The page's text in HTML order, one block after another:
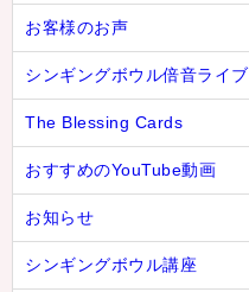
お客様のお声
シンギングボウル倍音ライブ
The Blessing Cards
おすすめのYouTube動画
お知らせ
シンギングボウル講座